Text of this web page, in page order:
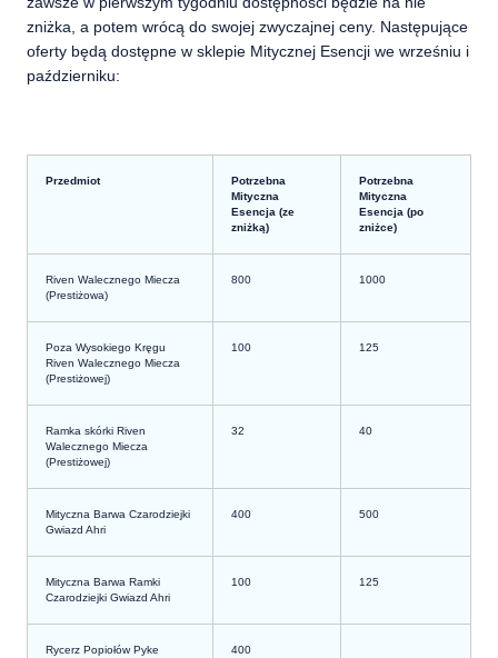
zniżka, a potem wrócą do swojej zwyczajnej ceny. Następujące
oferty będą dostępne w sklepie Mitycznej Esencji we wrześniu i
październiku:
Przedmiot
Potrzebna
Mityczna
Esencja (ze
zniżką)
Potrzebna
Mityczna
Esencja (po
zniżce)
Riven Walecznego Miecza
(Prestiżowa)
800 1000
Poza Wysokiego Kręgu
Riven Walecznego Miecza
(Prestiżowej)
100 125
Ramka skórki Riven
Walecznego Miecza
(Prestiżowej)
32 40
Mityczna Barwa Czarodziejki
Gwiazd Ahri
400 500
Mityczna Barwa Ramki
Czarodziejki Gwiazd Ahri
100 125
Rycerz Popiołów Pyke
400